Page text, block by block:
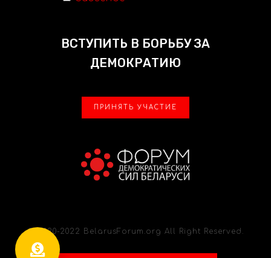
ВСТУПИТЬ В БОРЬБУ ЗА
ДЕМОКРАТИЮ
ПРИНЯТЬ УЧАСТИЕ
© 2020-2022 BelarusForum.org All Right Reserved.